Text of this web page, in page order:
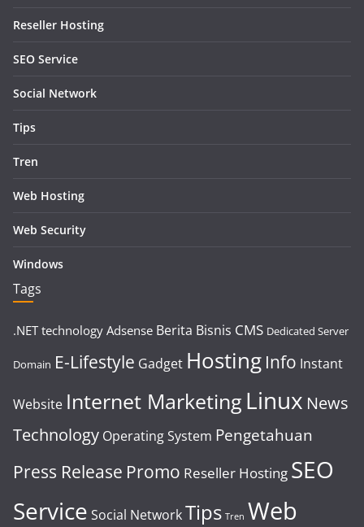
Reseller Hosting
SEO Service
Social Network
Tips
Tren
Web Hosting
Web Security
Windows
Tags
.NET technology Adsense Berita Bisnis CMS Dedicated Server
Domain E-Lifestyle Gadget Hosting Info Instant
Website Internet Marketing Linux News
Technology Operating System Pengetahuan
Press Release Promo Reseller Hosting SEO
Service Social NetworkTips Tren Web